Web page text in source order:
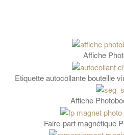
Affiche
Etiquette autocollante bouteille
Affiche
Faire-part magnétique